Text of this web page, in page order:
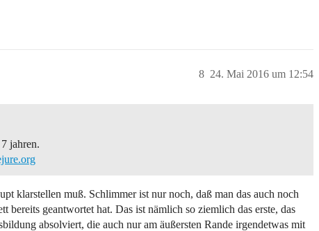
24. Mai 2016 um 12:54
8
jahren.
klarstellen muß. Schlimmer ist nur noch, daß man das auch noch
bereits geantwortet hat. Das ist nämlich so ziemlich das erste, das
absolviert, die auch nur am äußersten Rande irgendetwas mit